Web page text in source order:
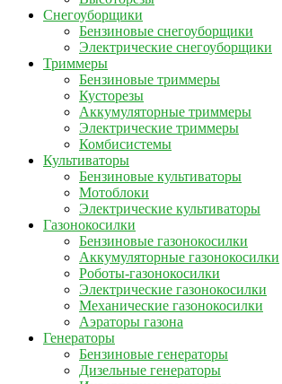
Снегоуборщики
Бензиновые снегоуборщики
Электрические снегоуборщики
Триммеры
Бензиновые триммеры
Кусторезы
Аккумуляторные триммеры
Электрические триммеры
Комбисистемы
Культиваторы
Бензиновые культиваторы
Мотоблоки
Электрические культиваторы
Газонокосилки
Бензиновые газонокосилки
Аккумуляторные газонокосилки
Роботы-газонокосилки
Электрические газонокосилки
Механические газонокосилки
Аэраторы газона
Генераторы
Бензиновые генераторы
Дизельные генераторы